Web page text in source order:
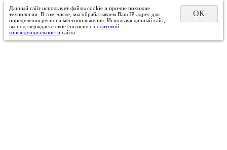
Данный сайт использует файлы cookie и прочие похожие
технологии. В том числе, мы обрабатываем Ваш IP-адрес для
определения региона местоположения. Используя данный сайт,
вы подтверждаете свое согласие с политикой
конфиденциальности сайта.
ОК